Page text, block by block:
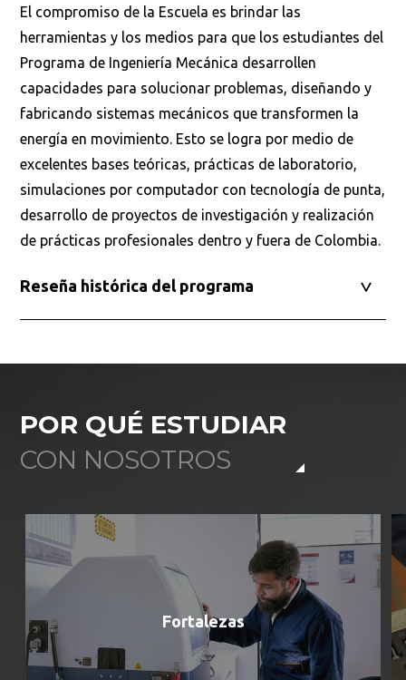
El compromiso de la Escuela es brindar las
herramientas y los medios para que los estudiantes del
Programa de Ingeniería Mecánica desarrollen
capacidades para solucionar problemas, diseñando y
fabricando sistemas mecánicos que transformen la
energía en movimiento. Esto se logra por medio de
excelentes bases teóricas, prácticas de laboratorio,
simulaciones por computador con tecnología de punta,
desarrollo de proyectos de investigación y realización
de prácticas profesionales dentro y fuera de Colombia.
Reseña histórica del programa
POR QUÉ ESTUDIAR
CON NOSOTROS
Fortalezas